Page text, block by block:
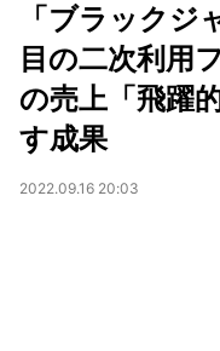
「ブラック
目の二次利用
の売上「飛躍
す成果
2022.09.16 20:03